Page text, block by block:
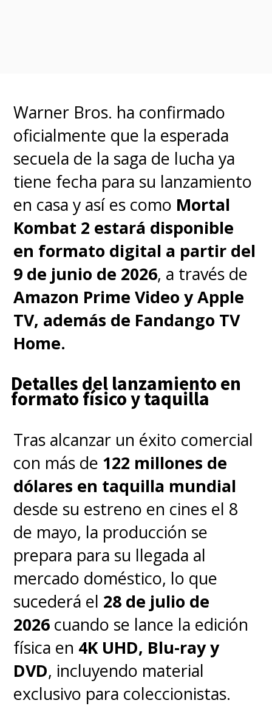
Warner Bros. ha confirmado
oficialmente que la esperada
secuela de la saga de lucha ya
tiene fecha para su lanzamiento
en casa y así es como Mortal
Kombat 2 estará disponible
en formato digital a partir del
9 de junio de 2026, a través de
Amazon Prime Video y Apple
TV, además de Fandango TV
Home.
Detalles del lanzamiento en
formato físico y taquilla
Tras alcanzar un éxito comercial
con más de 122 millones de
dólares en taquilla mundial
desde su estreno en cines el 8
de mayo, la producción se
prepara para su llegada al
mercado doméstico, lo que
sucederá el 28 de julio de
2026 cuando se lance la edición
física en 4K UHD, Blu-ray y
DVD, incluyendo material
exclusivo para coleccionistas.